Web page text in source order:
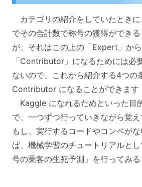
カテゴリの紹介をしていたときに
でその合計数で称号の獲得ができ
が、それはこの上の「Expert」から
「Contributor」になるためには必
ないので、これから紹介する4つの
Contributor になることができます
Kaggle になれるためといった目
で、一つずつ行っていきながら覚え
もし、実行するコードやコンペが
ば、機械学習のチュートリアルと
号の乗客の生死予測」を行ってみる